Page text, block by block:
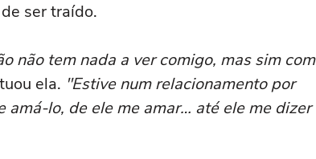
ser traído.
não tem nada a ver comigo, mas sim com
ela. "Estive num relacionamento por
amá-lo, de ele me amar… até ele me dizer